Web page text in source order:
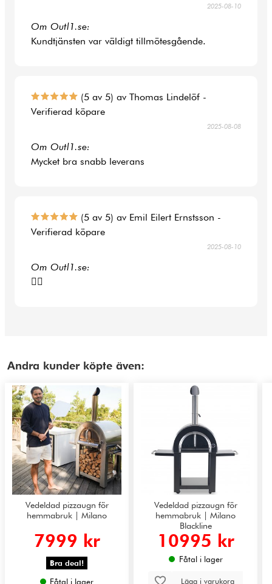
2025-08-10
Om Outl1.se:
Kundtjänsten var väldigt tillmötesgående.
(5 av 5) av Thomas Lindelöf -
Verifierad köpare
2025-08-08
Om Outl1.se:
Mycket bra snabb leverans
(5 av 5) av Emil Eilert Ernstsson -
Verifierad köpare
2025-08-10
Om Outl1.se:
👍🏻
Andra kunder köpte även:
Vedeldad pizzaugn för
hemmabruk | Milano
7999 kr
Bra deal!
Fåtal i lager
Vedeldad pizzaugn för
hemmabruk | Milano
Blackline
10995 kr
Fåtal i lager
Lägg i varukorg